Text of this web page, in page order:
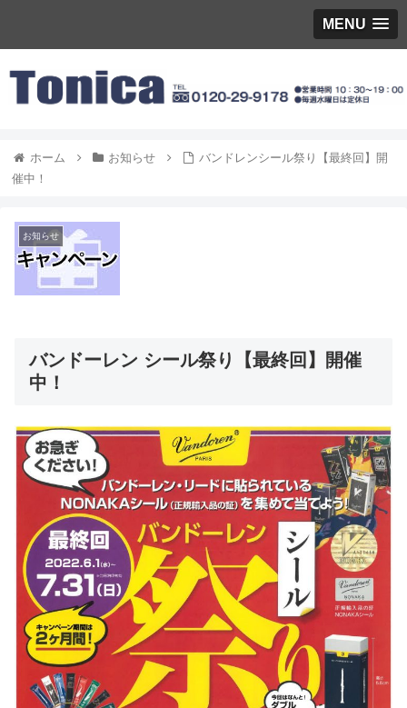
MENU
ホーム お知らせ
バンドレンシール祭り【最終回】開
催中！
お知らせ
バンドーレン シール祭り【最終回】開催
中！